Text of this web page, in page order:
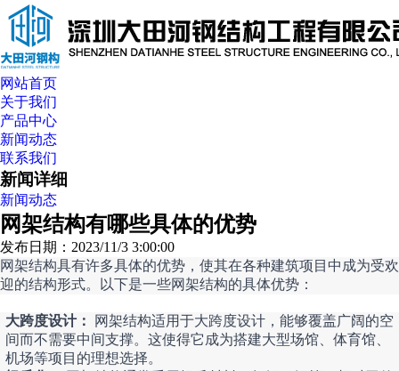
网站首页
关于我们
产品中心
新闻动态
联系我们
新闻详细
新闻动态
网架结构有哪些具体的优势
发布日期：2023/11/3 3:00:00
网架结构具有许多具体的优势，使其在各种建筑项目中成为受欢
迎的结构形式。以下是一些网架结构的具体优势：
大跨度设计：
网架结构适用于大跨度设计，能够覆盖广阔的空
间而不需要中间支撑。这使得它成为搭建大型场馆、体育馆、
机场等项目的理想选择。